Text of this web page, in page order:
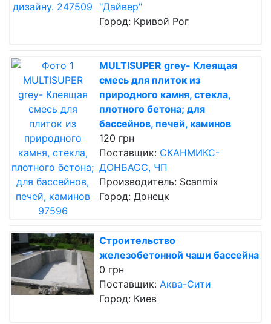
"Дайвер"
Город: Кривой Рог
MULTISUPER grey- Клеящая
смесь для плиток из
природного камня, стекла,
плотного бетона; для
бассейнов, печей, каминов
120 грн
Поставщик: СКАНМИКС-
ДОНБАСС, ЧП
Производитель: Scanmix
Город: Донецк
Строительство
железобетонной чаши бассейна
0 грн
Поставщик: Аква-Сити
Город: Киев